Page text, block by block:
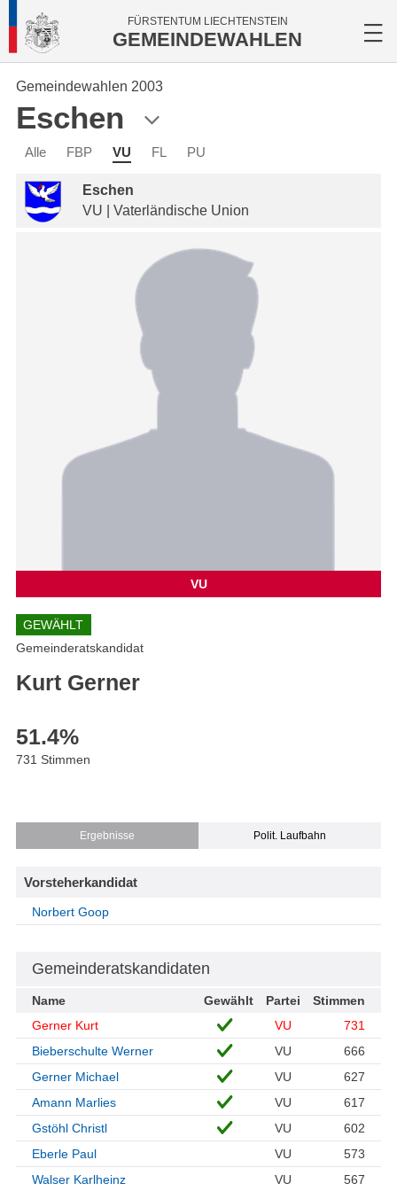
FÜRSTENTUM LIECHTENSTEIN
GEMEINDEWAHLEN
Gemeindewahlen 2003
Eschen
Alle FBP VU FL PU
Eschen
VU | Vaterländische Union
VU
GEWÄHLT
Gemeinderatskandidat
Kurt Gerner
51.4%
731 Stimmen
Ergebnisse Polit. Laufbahn
Vorsteherkandidat
Norbert Goop
Gemeinderatskandidaten
Name Gewählt Partei
Stimmen
Gerner Kurt
VU
731
Bieberschulte Werner
VU
666
Gerner Michael
VU
627
Amann Marlies
VU
617
Gstöhl Christl
VU
602
Eberle Paul
VU
573
Walser Karlheinz
VU 567